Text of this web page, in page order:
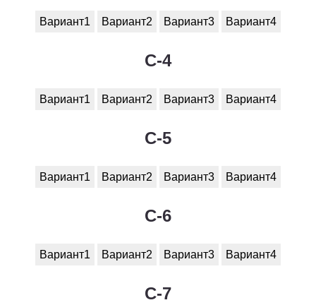
Вариант1 Вариант2 Вариант3 Вариант4
C-4
Вариант1 Вариант2 Вариант3 Вариант4
C-5
Вариант1 Вариант2 Вариант3 Вариант4
C-6
Вариант1 Вариант2 Вариант3 Вариант4
C-7